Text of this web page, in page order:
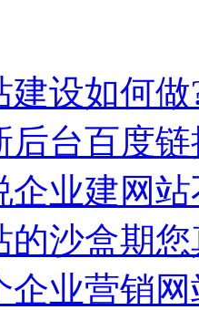
建设如何
后台百度
企业建网
的沙盒期
企业营销